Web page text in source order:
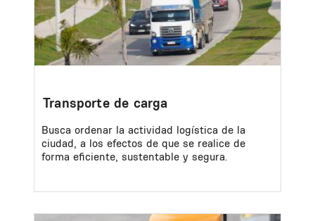
Transporte de carga
Busca ordenar la actividad logística de la
ciudad, a los efectos de que se realice de
forma eficiente, sustentable y segura.